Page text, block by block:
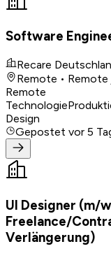
Software
Recare
Remote •
Remote
Technologie
Design
Gepostet vor 5
UI Designer (m/
Freelance/
Verlängerung)